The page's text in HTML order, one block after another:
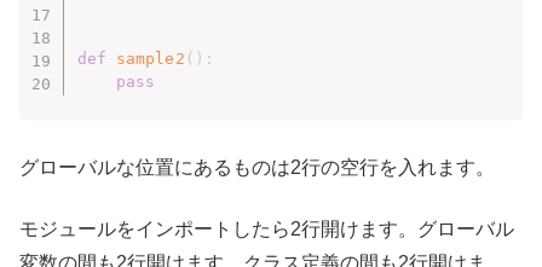
def sample2 ( ) :
pass
グローバルな位置にあるものは2行の空行を入れます。
モジュールをインポートしたら2行開けます。グローバル
変数の間も2行開けます。クラス定義の間も2行開けま